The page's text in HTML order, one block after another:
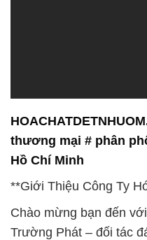
thương mại # phân
Hồ Chí Minh
**Giới Thiệu Công Ty
Chào mừng bạn đến
Trường Phát – đối tác